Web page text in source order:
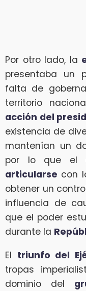
Por otro lado, la
presentaba un
falta de
territorio
acción del
existencia de
mantenían un
por lo que el
articularse con
obtener un
influencia de
que el poder
durante la
El triunfo del
tropas
dominio del